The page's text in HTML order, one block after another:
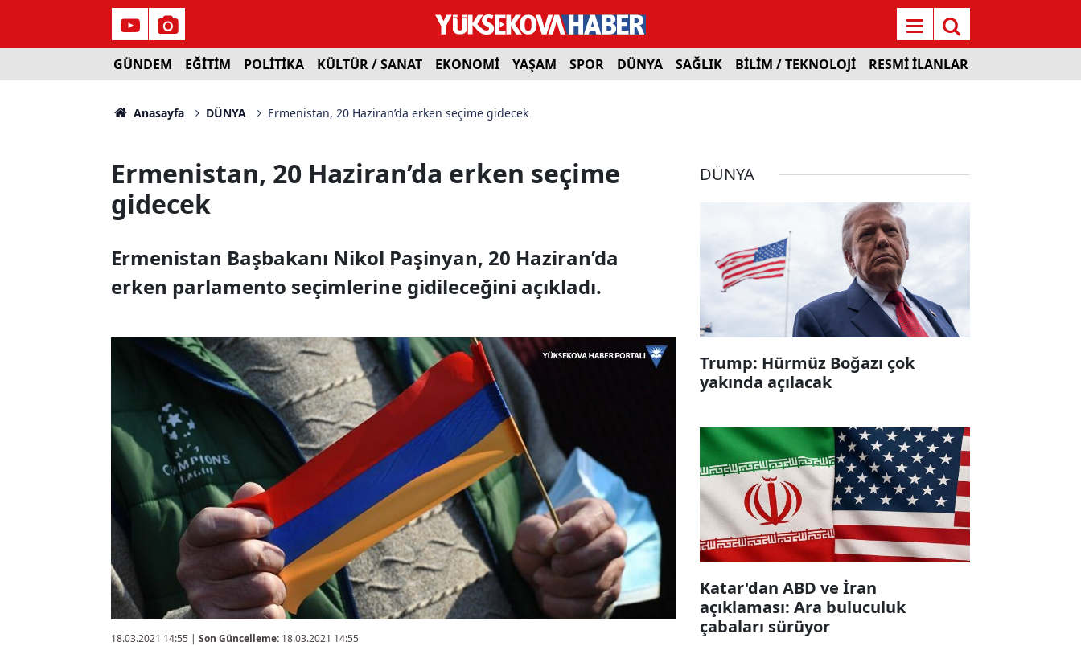
GÜNDEM EĞİTİM POLİTİKA KÜLTÜR / SANAT EKONOMİ YAŞAM SPOR DÜNYA SAĞLIK BİLİM / TEKNOLOJİ RESMİ İLANLAR
Anasayfa DÜNYA Ermenistan, 20 Haziran’da erken seçime gidecek
Ermenistan, 20 Haziran’da erken seçime
gidecek
Ermenistan Başbakanı Nikol Paşinyan, 20 Haziran’da
erken parlamento seçimlerine gidileceğini açıkladı.
18.03.2021 14:55 | Son Güncelleme: 18.03.2021 14:55
DÜNYA
Trump: Hürmüz Boğazı çok
yakında açılacak
Katar'dan ABD ve İran
açıklaması: Ara buluculuk
çabaları sürüyor